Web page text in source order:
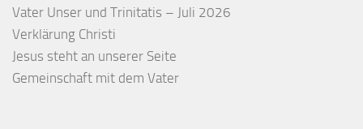
Vater Unser und Trinitatis – Juli 2026
Verklärung Christi
Jesus steht an unserer Seite
Gemeinschaft mit dem Vater